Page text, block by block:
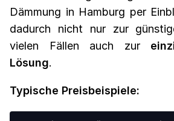
Dämmung in Hamburg per
dadurch nicht nur zur
vielen Fällen auch zur
Lösung.
Typische Preisbeispiele: